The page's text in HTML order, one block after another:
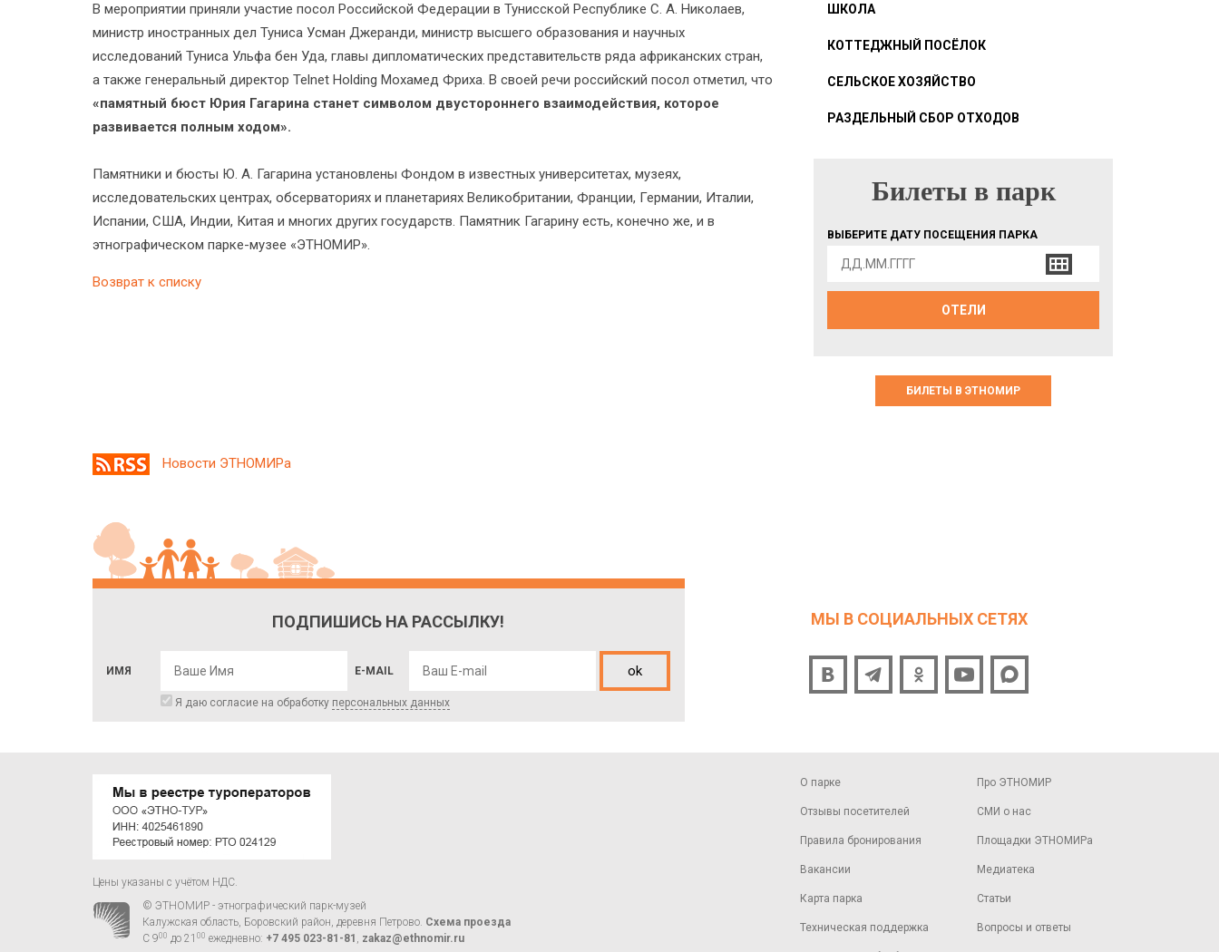
В мероприятии приняли участие посол Российской Федерации в Тунисской Республике С. А. Николаев,
министр иностранных дел Туниса Усман Джеранди, министр высшего образования и научных
исследований Туниса Ульфа бен Уда, главы дипломатических представительств ряда африканских стран,
а также генеральный директор Telnet Holding Мохамед Фриха. В своей речи российский посол отметил, что
«памятный бюст Юрия Гагарина станет символом двустороннего взаимодействия, которое
развивается полным ходом».
Памятники и бюсты Ю. А. Гагарина установлены Фондом в известных университетах, музеях,
исследовательских центрах, обсерваториях и планетариях Великобритании, Франции, Германии, Италии,
Испании, США, Индии, Китая и многих других государств. Памятник Гагарину есть, конечно же, и в
этнографическом парке-музее «ЭТНОМИР».
Возврат к списку
ШКОЛА
КОТТЕДЖНЫЙ ПОСЁЛОК
СЕЛЬСКОЕ ХОЗЯЙСТВО
РАЗДЕЛЬНЫЙ СБОР ОТХОДОВ
БИЛЕТЫ В ПАРК
Билеты в парк
ВЫБЕРИТЕ ДАТУ ПОСЕЩЕНИЯ ПАРКА
ОТЕЛИ
БИЛЕТЫ В ЭТНОМИР
Новости ЭТНОМИРа
ПОДПИШИСЬ НА РАССЫЛКУ!
ИМЯ E-MAIL ok
Я даю согласие на обработку персональных данных
МЫ В СОЦИАЛЬНЫХ СЕТЯХ
О парке
Отзывы посетителей
Правила бронирования
Вакансии
Карта парка
Техническая поддержка
Про ЭТНОМИР
СМИ о нас
Площадки ЭТНОМИРа
Медиатека
Статьи
Вопросы и ответы
Цены указаны с учётом НДС.
© ЭТНОМИР - этнографический парк-музей
Калужская область, Боровский район, деревня Петрово. Схема проезда
С 900 до 21 00 ежедневно: +7 495 023-81-81 , zakaz@ethnomir.ru